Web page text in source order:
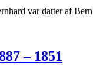
var datter af
– 1851